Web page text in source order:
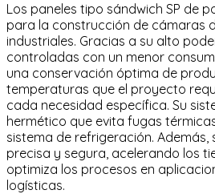
Los paneles tipo sándwich SP de
para la construcción de cámaras
industriales. Gracias a su alto
controladas con un menor
una conservación óptima de
temperaturas que el proyecto
cada necesidad específica. Su
hermético que evita fugas
sistema de refrigeración.
precisa y segura, acelerando los
optimiza los procesos en
logísticas.